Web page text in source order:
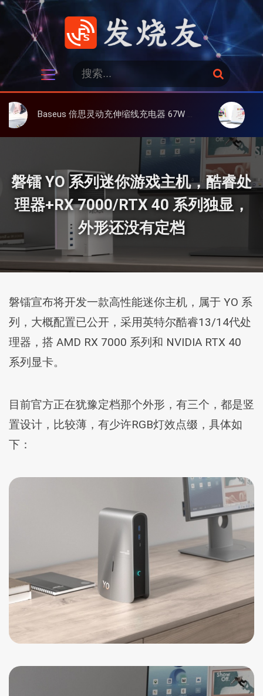
跳
发烧友
：
搜
索
Baseus 倍思灵动充伸缩线充电器 67W 3C，超耐用可伸缩线、氮化镓、3C多设备同时充 大上 Paperlike
磐镭 YO 系列迷你游戏主机，酷睿处
理器+RX 7000/RTX 40 系列独显，
外形还没有定档
磐镭宣布将开发一款高性能迷你主机，属于 YO 系
列，大概配置已公开，采用英特尔酷睿13/14代处
理器，搭 AMD RX 7000 系列和 NVIDIA RTX 40
系列显卡。
目前官方正在犹豫定档那个外形，有三个，都是竖
置设计，比较薄，有少许RGB灯效点缀，具体如
下：